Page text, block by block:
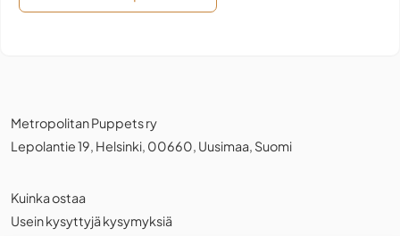
Metropolitan Puppets ry
Lepolantie 19, Helsinki, 00660, Uusimaa, Suomi
Kuinka ostaa
Usein kysyttyjä kysymyksiä